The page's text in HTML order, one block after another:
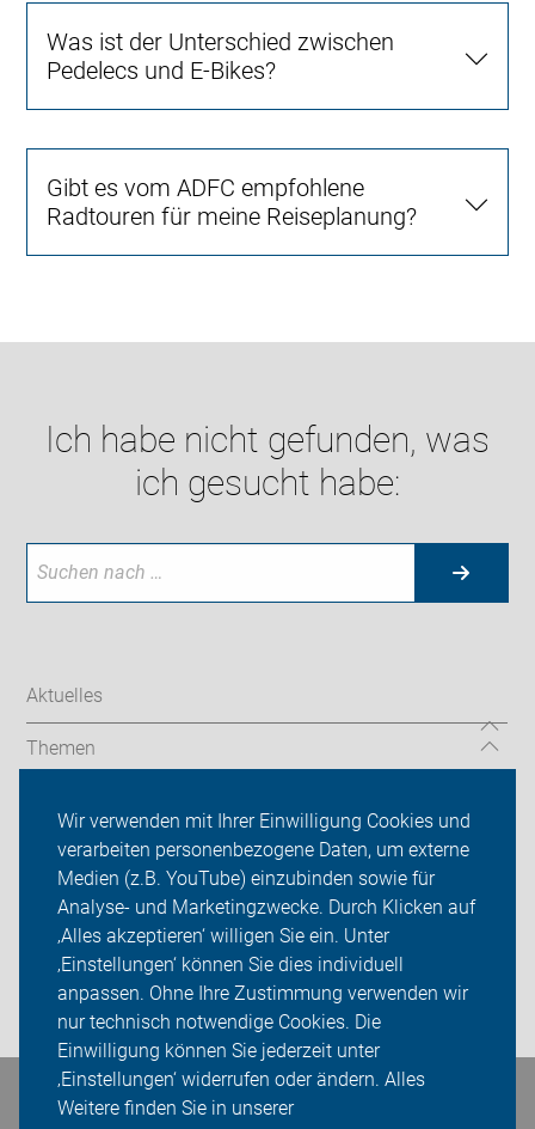
Wir verwenden mit Ihrer Einwilligung Cookies und
verarbeiten personenbezogene Daten, um externe
Medien (z.B. YouTube) einzubinden sowie für
Analyse- und Marketingzwecke. Durch Klicken auf
‚Alles akzeptieren‘ willigen Sie ein. Unter
‚Einstellungen‘ können Sie dies individuell
anpassen. Ohne Ihre Zustimmung verwenden wir
nur technisch notwendige Cookies. Die
Einwilligung können Sie jederzeit unter
‚Einstellungen‘ widerrufen oder ändern. Alles
Weitere finden Sie in unserer
Was ist der Unterschied zwischen
Pedelecs und E-Bikes?
Gibt es vom ADFC empfohlene
Radtouren für meine Reiseplanung?
Ich habe nicht gefunden, was
ich gesucht habe:
Aktuelles
Themen
ADFC Rhein-Kreis Neuss
Sei dabei
Presse
Login
Bleiben Sie in Kontakt